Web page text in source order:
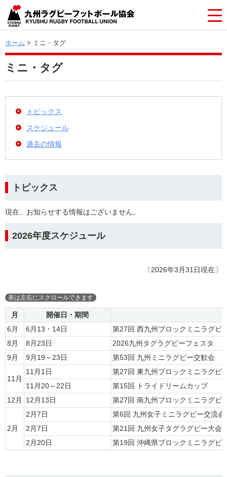
ホーム > ミニ・タグ
ミニ・タグ
トピックス
スケジュール
過去の情報
トピックス
現在、お知らせする情報はございません。
2026年度スケジュール
〔2026年3月31日現在〕
月 開催日・期間
6月
6月13・14日
第27回 西九州ブロックミニラグビ
8月
8月23日
2026九州タグラグビーフェスタ
9月
9月19～23日 第53回 九州ミニラグビー交歓会
11月
11月1日
第27回 東九州ブロックミニラグビ
11月20～22日
第15回 トライドリームカップ
12月
12月13日 第27回 南九州ブロックミニラグビ
2月
2月7日
第6回 九州女子ミニラグビー交流会
2月7日
第21回 九州女子タグラグビー大会
2月20日
第19回 沖縄県ブロックミニラグビ